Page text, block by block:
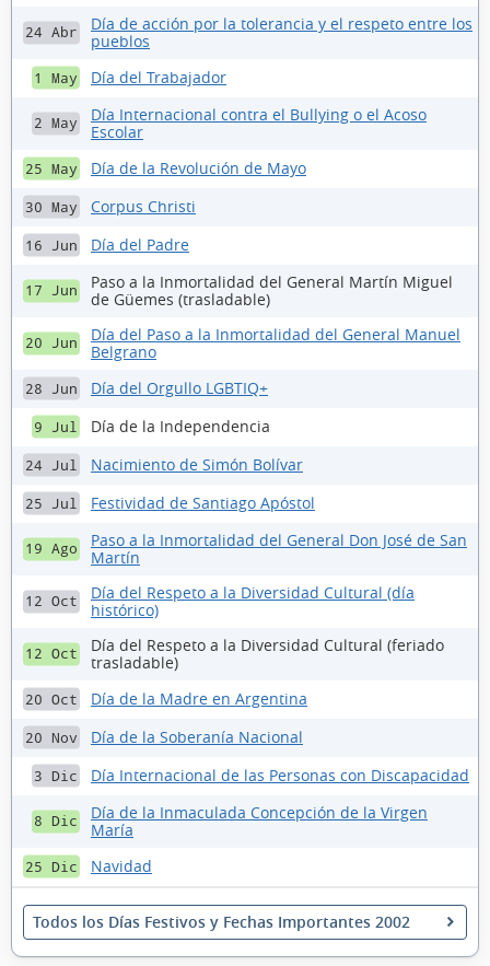
24 Abr
Día de acción por la tolerancia y el respeto entre los
pueblos
1 May Día del Trabajador
2 May
Día Internacional contra el Bullying o el Acoso
Escolar
25 May Día de la Revolución de Mayo
30 May Corpus Christi
16 Jun Día del Padre
17 Jun
Paso a la Inmortalidad del General Martín Miguel
de Güemes (trasladable)
20 Jun
Día del Paso a la Inmortalidad del General Manuel
Belgrano
28 Jun Día del Orgullo LGBTIQ+
9 Jul Día de la Independencia
24 Jul Nacimiento de Simón Bolívar
25 Jul Festividad de Santiago Apóstol
19 Ago
Paso a la Inmortalidad del General Don José de San
Martín
12 Oct
Día del Respeto a la Diversidad Cultural (día
histórico)
12 Oct
Día del Respeto a la Diversidad Cultural (feriado
trasladable)
20 Oct Día de la Madre en Argentina
20 Nov Día de la Soberanía Nacional
3 Dic Día Internacional de las Personas con Discapacidad
8 Dic
Día de la Inmaculada Concepción de la Virgen
María
25 Dic Navidad
Todos los Días Festivos y Fechas Importantes 2002